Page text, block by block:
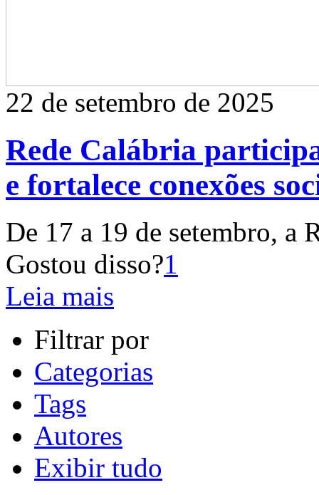
22 de setembro de 2025
Rede Calábria
e fortalece conexões
De 17 a 19 de setembro, a
Gostou disso?1
Leia mais
Filtrar por
Categorias
Tags
Autores
Exibir tudo